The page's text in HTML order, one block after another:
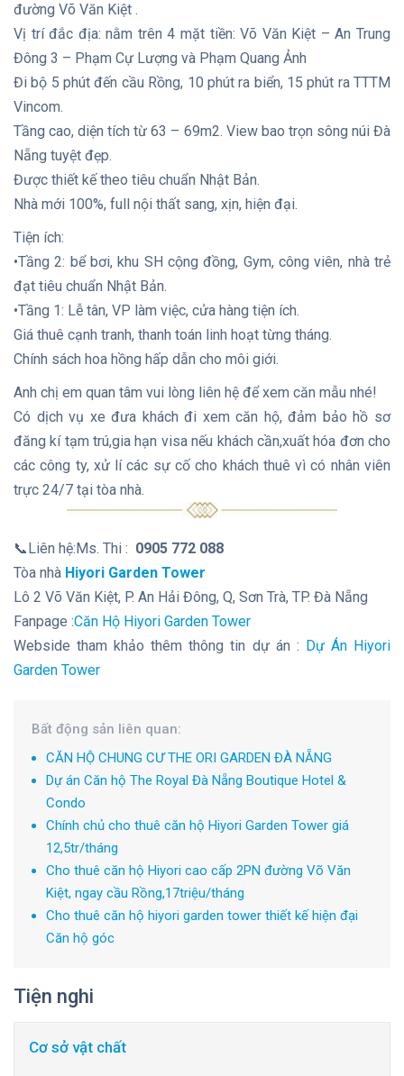
đường Võ Văn Kiệt .
Vị trí đắc địa: nằm trên 4 mặt tiền: Võ Văn Kiệt – An Trung
Đông 3 – Phạm Cự Lượng và Phạm Quang Ảnh
Đi bộ 5 phút đến cầu Rồng, 10 phút ra biển, 15 phút ra TTTM
Vincom.
Tầng cao, diện tích từ 63 – 69m2. View bao trọn sông núi Đà
Nẵng tuyệt đẹp.
Được thiết kế theo tiêu chuẩn Nhật Bản.
Nhà mới 100%, full nội thất sang, xịn, hiện đại.
Tiện ích:
•Tầng 2: bể bơi, khu SH cộng đồng, Gym, công viên, nhà trẻ
đạt tiêu chuẩn Nhật Bản.
•Tầng 1: Lễ tân, VP làm việc, cửa hàng tiện ích.
Giá thuê cạnh tranh, thanh toán linh hoạt từng tháng.
Chính sách hoa hồng hấp dẫn cho môi giới.
Anh chị em quan tâm vui lòng liên hệ để xem căn mẫu nhé!
Có dịch vụ xe đưa khách đi xem căn hộ, đảm bảo hồ sơ
đăng kí tạm trú,gia hạn visa nếu khách cần,xuất hóa đơn cho
các công ty, xử lí các sự cố cho khách thuê vì có nhân viên
trực 24/7 tại tòa nhà.
📞Liên hệ:Ms. Thi : 0905 772 088
Tòa nhà Hiyori Garden Tower
Lô 2 Võ Văn Kiệt, P. An Hải Đông, Q, Sơn Trà, TP. Đà Nẵng
Fanpage :Căn Hộ Hiyori Garden Tower
Webside tham khảo thêm thông tin dự án : Dự Án Hiyori
Garden Tower
Bất động sản liên quan:
CĂN HỘ CHUNG CƯ THE ORI GARDEN ĐÀ NẴNG
Dự án Căn hộ The Royal Đà Nẵng Boutique Hotel &
Condo
Chính chủ cho thuê căn hộ Hiyori Garden Tower giá
12,5tr/tháng
Cho thuê căn hộ Hiyori cao cấp 2PN đường Võ Văn
Kiệt, ngay cầu Rồng,17triệu/tháng
Cho thuê căn hộ hiyori garden tower thiết kế hiện đại
Căn hộ góc
Tiện nghi
Cơ sở vật chất